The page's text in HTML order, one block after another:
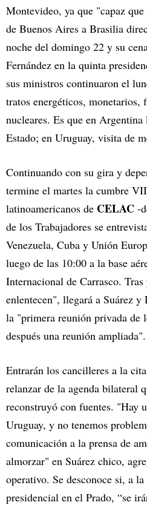
Montevideo, ya que "capaz
de Buenos Aires a Brasilia
noche del domingo 22 y su
Fernández en la quinta
sus ministros continuaron el
tratos energéticos, monetarios,
nucleares. Es que en
Estado; en Uruguay, visita de
Continuando con su gira y
termine el martes la cumbre
latinoamericanos de CELAC -
de los Trabajadores se
Venezuela, Cuba y Unión
luego de las 10:00 a la base
Internacional de Carrasco.
enlentecen", llegará a Suárez y
la "primera reunión privada de
después una reunión ampliada".
Entrarán los cancilleres a la
relanzar de la agenda bilateral
reconstruyó con fuentes. "Hay
Uruguay, y no tenemos
comunicación a la prensa de
almorzar" en Suárez chico,
operativo. Se desconoce si, a
presidencial en el Prado, “se